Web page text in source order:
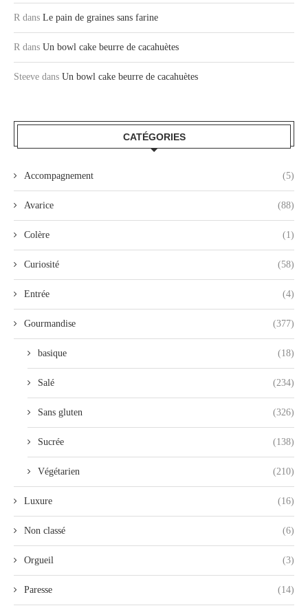
R dans Le pain de graines sans farine
R dans Un bowl cake beurre de cacahuètes
Steeve dans Un bowl cake beurre de cacahuètes
CATÉGORIES
Accompagnement (5)
Avarice (88)
Colère (1)
Curiosité (58)
Entrée (4)
Gourmandise (377)
basique (18)
Salé (234)
Sans gluten (326)
Sucrée (138)
Végétarien (210)
Luxure (16)
Non classé (6)
Orgueil (3)
Paresse (14)